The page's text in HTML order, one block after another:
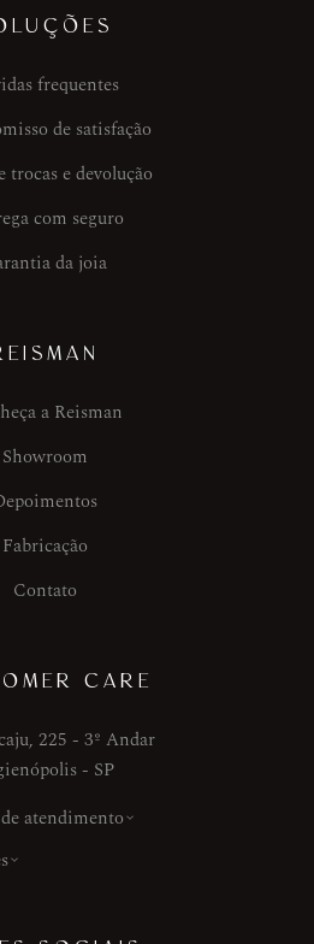
frequentes
de satisfação
trocas e devolução
com seguro
da joia
a Reisman
Showroom
Fabricação
Contato
CARE
225 - 3º Andar
- SP
atendimento